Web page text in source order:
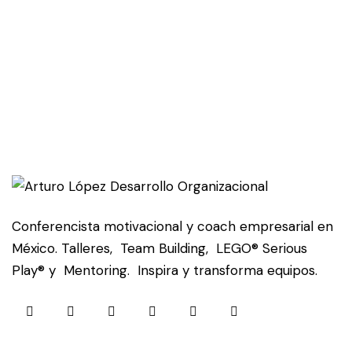
Conferencista motivacional y coach empresarial en
México. Talleres, Team Building, LEGO® Serious
Play® y Mentoring. Inspira y transforma equipos.